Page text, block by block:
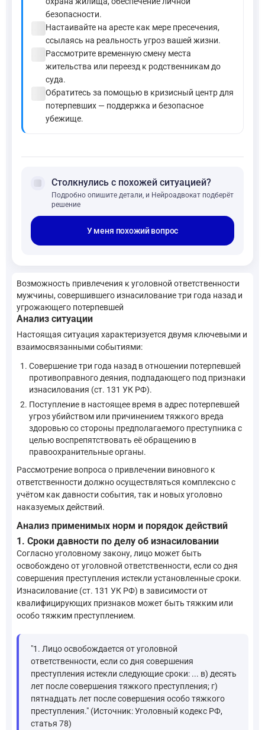
безопасности.
Настаивайте на аресте как мере пресечения,
ссылаясь на реальность угроз вашей жизни.
Рассмотрите временную смену места
жительства или переезд к родственникам до
суда.
Обратитесь за помощью в кризисный центр для
потерпевших — поддержка и безопасное
убежище.
forum Столкнулись с похожей ситуацией?
Подробно опишите детали, и Нейроадвокат подберёт
решение
У меня похожий вопрос
Возможность привлечения к уголовной ответственности
мужчины, совершившего изнасилование три года назад и
угрожающего потерпевшей
Анализ ситуации
Настоящая ситуация характеризуется двумя ключевыми и
взаимосвязанными событиями:
Совершение три года назад в отношении потерпевшей
противоправного деяния, подпадающего под признаки
изнасилования (ст. 131 УК РФ).
Поступление в настоящее время в адрес потерпевшей
угроз убийством или причинением тяжкого вреда
здоровью со стороны предполагаемого преступника с
целью воспрепятствовать её обращению в
правоохранительные органы.
Рассмотрение вопроса о привлечении виновного к
ответственности должно осуществляться комплексно с
учётом как давности события, так и новых уголовно
наказуемых действий.
Анализ применимых норм и порядок действий
1. Сроки давности по делу об изнасиловании
Согласно уголовному закону, лицо может быть
освобождено от уголовной ответственности, если со дня
совершения преступления истекли установленные сроки.
Изнасилование (ст. 131 УК РФ) в зависимости от
квалифицирующих признаков может быть тяжким или
особо тяжким преступлением.
"1. Лицо освобождается от уголовной
ответственности, если со дня совершения
преступления истекли следующие сроки: ... в) десять
лет после совершения тяжкого преступления; г)
пятнадцать лет после совершения особо тяжкого
преступления." (Источник: Уголовный кодекс РФ,
статья 78)